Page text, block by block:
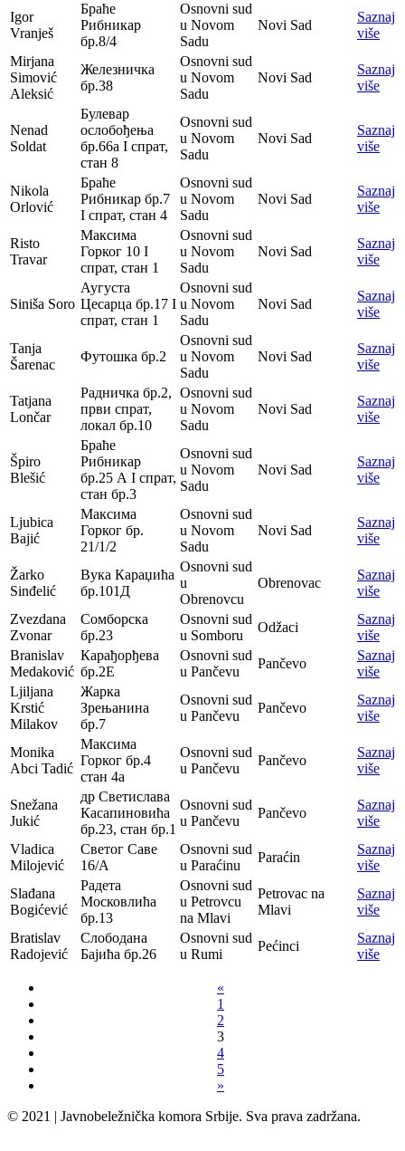
Igor
Vranješ
Браће
Рибникар
бр.8/4
Osnovni sud
u Novom
Sadu
Novi Sad
Saznaj
više
Mirjana
Simović
Aleksić
Железничка
бр.38
Osnovni sud
u Novom
Sadu
Novi Sad
Saznaj
više
Nenad
Soldat
Булевар
ослобођења
бр.66а I спрат,
стан 8
Osnovni sud
u Novom
Sadu
Novi Sad
Saznaj
više
Nikola
Orlović
Браће
Рибникар бр.7
I спрат, стан 4
Osnovni sud
u Novom
Sadu
Novi Sad
Saznaj
više
Risto
Travar
Максима
Горког 10 I
спрат, стан 1
Osnovni sud
u Novom
Sadu
Novi Sad
Saznaj
više
Siniša Soro
Аугуста
Цесарца бр.17 I
спрат, стан 1
Osnovni sud
u Novom
Sadu
Novi Sad
Saznaj
više
Tanja
Šarenac
Футошка бр.2
Osnovni sud
u Novom
Sadu
Novi Sad
Saznaj
više
Tatjana
Lončar
Радничка бр.2,
први спрат,
локал бр.10
Osnovni sud
u Novom
Sadu
Novi Sad
Saznaj
više
Špiro
Blešić
Браће
Рибникар
бр.25 А I спрат,
стан бр.3
Osnovni sud
u Novom
Sadu
Novi Sad
Saznaj
više
Ljubica
Bajić
Максима
Горког бр.
21/1/2
Osnovni sud
u Novom
Sadu
Novi Sad
Saznaj
više
Žarko
Sinđelić
Вука Караџића
бр.101Д
Osnovni sud
u
Obrenovcu
Obrenovac
Saznaj
više
Zvezdana
Zvonar
Сомборска
бр.23
Osnovni sud
u Somboru
Odžaci
Saznaj
više
Branislav
Medaković
Карађорђева
бр.2Е
Osnovni sud
u Pančevu
Pančevo
Saznaj
više
Ljiljana
Krstić
Milakov
Жарка
Зрењанина
бр.7
Osnovni sud
u Pančevu
Pančevo
Saznaj
više
Monika
Abci Tadić
Максима
Горког бр.4
стан 4а
Osnovni sud
u Pančevu
Pančevo
Saznaj
više
Snežana
Jukić
др Светислава
Касапиновића
бр.23, стан бр.1
Osnovni sud
u Pančevu
Pančevo
Saznaj
više
Vladica
Milojević
Светог Саве
16/А
Osnovni sud
u Paraćinu
Paraćin
Saznaj
više
Slađana
Bogićević
Радета
Московлића
бр.13
Osnovni sud
u Petrovcu
na Mlavi
Petrovac na
Mlavi
Saznaj
više
Bratislav
Radojević
Слободана
Бајића бр.26
Osnovni sud
u Rumi
Pećinci
Saznaj
više
«
1
2
3
4
5
»
© 2021 | Javnobeležnička komora Srbije. Sva prava zadržana.